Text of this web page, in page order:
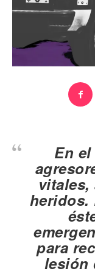
En
heridos.
para
lesión